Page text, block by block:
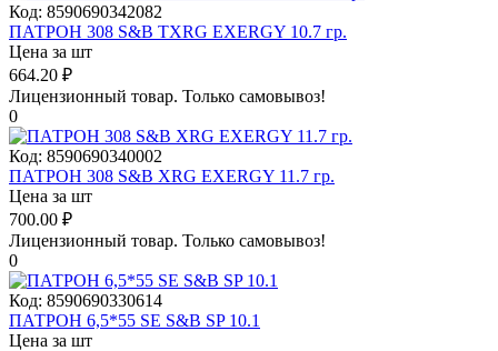
Код: 8590690342082
ПАТРОН 308 S&B TXRG EXERGY 10.7 гр.
Цена за шт
664.20 ₽
Лицензионный товар. Только самовывоз!
0
Код: 8590690340002
ПАТРОН 308 S&B XRG EXERGY 11.7 гр.
Цена за шт
700.00 ₽
Лицензионный товар. Только самовывоз!
0
Код: 8590690330614
ПАТРОН 6,5*55 SE S&B SP 10.1
Цена за шт